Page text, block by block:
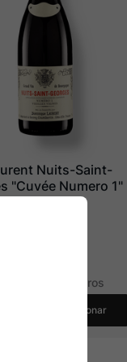
Nuits-Saint-
"Cuvée Numero 1"
Vignes
sem juros
Adicionar